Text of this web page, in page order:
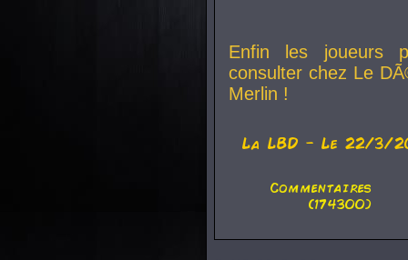
Enfin les joueurs
consulter chez Le
Merlin !
La LBD - Le 22/3/
Commentaires
(174300)